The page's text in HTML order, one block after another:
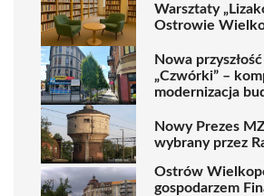
Warsztaty
Ostrowie
Nowa
„Czwórki” –
modernizacja
Nowy Prezes
wybrany przez
Ostrów
gospodarzem